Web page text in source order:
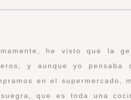
he visto que la
y aunque yo
en el supermercado,
que es toda una